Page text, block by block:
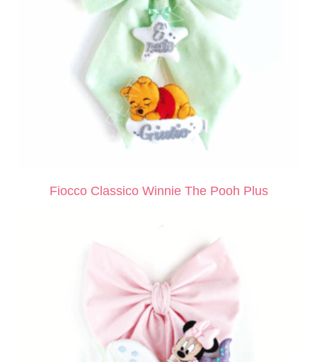
Fiocco Classico Winnie The Pooh Plus